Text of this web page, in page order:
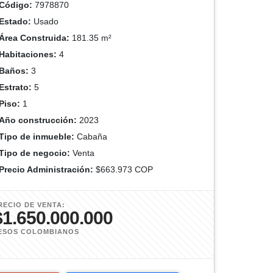
7978870
Usado
Construida: 181.35 m²
4
3
5
1
construcción: 2023
de inmueble: Cabaña
de negocio: Venta
Administración: $663.973 COP
DE VENTA:
COLOMBIANOS